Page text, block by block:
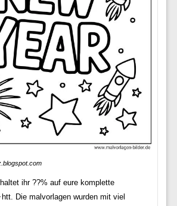
ihr ??% auf eure komplette
Die malvorlagen wurden mit viel